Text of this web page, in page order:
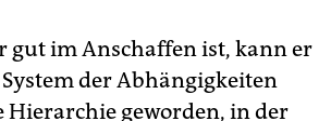
gut im Anschaffen ist, kann er
der Abhängigkeiten
geworden, in der